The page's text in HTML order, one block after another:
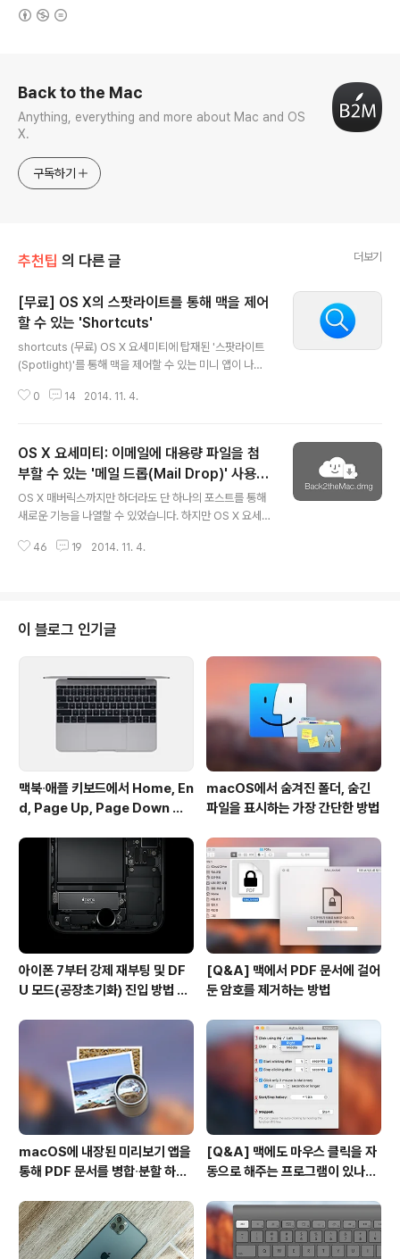
Back to the Mac
Anything, everything and more about Mac and OS
X.
구독하기
추천팁 의 다른 글 더보기
[무료] OS X의 스팟라이트를 통해 맥을 제어
할 수 있는 'Shortcuts'
shortcuts (무료) OS X 요세미티에 탑재된 '스팟라이트
(Spotlight)'를 통해 맥을 제어할 수 있는 미니 앱이 나왔
료시킬 수 있는 'shortcuts'라는 앱입니다. 사용 방법은 이
이 다시 시작합니다. ▼ 같은 방법으로 'Shutdown'을 입
력하면 시스템을 종료시킵니다. 스팟라이트 오른쪽에 나타
나는 아기자기한 아이콘을 통해서도 키워드가 어떤 기능을
수행하는지 쉽게 알 수 있습니다. 생각보다 구현 방법은 간
드와 짝을 이루는 미니 앱을 실행하는 방식입니다. 아래 ..
0 14 2014. 11. 4.
OS X 요세미티: 이메일에 대용량 파일을 첨
부할 수 있는 '메일 드롭(Mail Drop)' 사용
방법과 장단점
OS X 매버릭스까지만 하더라도 단 하나의 포스트를 통해
새로운 기능을 나열할 수 있었습니다. 하지만 OS X 요세미
에 달라진 부분을 여러 포스트로 쪼개서 소개해 드리고 있
방에게 전송할 수 있는 서비스로, 애플판 드롭박스 또는 이
메일 버전의 에어드롭이라고 생각하면 이해하기 쉽습니다.
그동안 많은 맥 사용자들의 고민거리 중의 하나가 메일에
대용량 파일을 첨부하기가 쉽지 않았다는 것인데 OS X 요
세미티와 함께 애플이 이에 대한 해결책을 갖고 나온 것입
니다. 애플은 메일 드롭을 어..
46 19 2014. 11. 4.
이 블로그 인기글
맥북∙애플 키보드에서 Home, En
d, Page Up, Page Down 키
macOS에서 숨겨진 폴더, 숨긴
파일을 표시하는 가장 간단한 방법
아이폰 7부터 강제 재부팅 및 DF
U 모드(공장초기화) 진입 방법 변
[Q&A] 맥에서 PDF 문서에 걸어
둔 암호를 제거하는 방법
macOS에 내장된 미리보기 앱을
통해 PDF 문서를 병합∙분할 하는
[Q&A] 맥에도 마우스 클릭을 자
동으로 해주는 프로그램이 있나